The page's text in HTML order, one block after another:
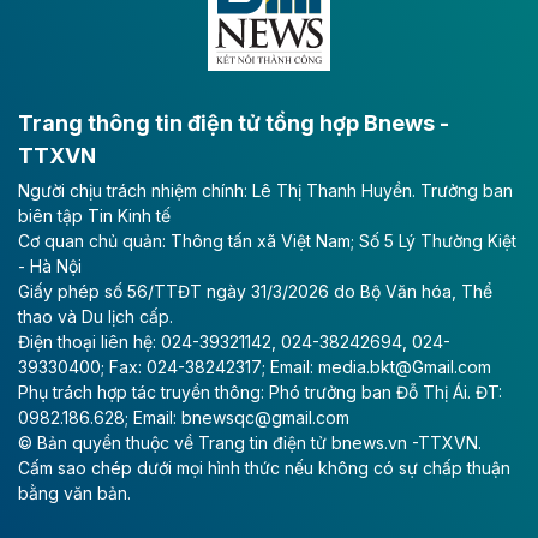
Long Thành
Tổng công ty Cảng hàng không Việt Nam - CTCP
(ACV) vừa lập kỷ lục mới về lợi nhuận trong quý
II/2026.
Theo baodautu.vn
Vinaconex lập đỉnh doanh thu
Tổng CTCP Xuất nhập khẩu và Xây dựng Việt Nam
(Vinaconex) đã khép lại nửa đầu năm với doanh thu
thuần gần 7.268 tỷ đồng, tăng 4% so với cùng kỳ và
cũng là mức cao nhất lịch sử hoạt động của doanh
nghiệp.
Trang thông tin điện tử tổng hợp Bnews -
TTXVN
Người chịu trách nhiệm chính: Lê Thị Thanh Huyền. Trưởng ban
biên tập Tin Kinh tế
Cơ quan chủ quản: Thông tấn xã Việt Nam; Số 5 Lý Thường Kiệt
- Hà Nội
Giấy phép số 56/TTĐT ngày 31/3/2026 do Bộ Văn hóa, Thể
thao và Du lịch cấp.
Điện thoại liên hệ: 024-39321142, 024-38242694, 024-
39330400; Fax: 024-38242317; Email: media.bkt@Gmail.com
Phụ trách hợp tác truyền thông: Phó trưởng ban Đỗ Thị Ái. ĐT:
0982.186.628; Email: bnewsqc@gmail.com
© Bản quyền thuộc về Trang tin điện tử bnews.vn -TTXVN.
Cấm sao chép dưới mọi hình thức nếu không có sự chấp thuận
bằng văn bản.